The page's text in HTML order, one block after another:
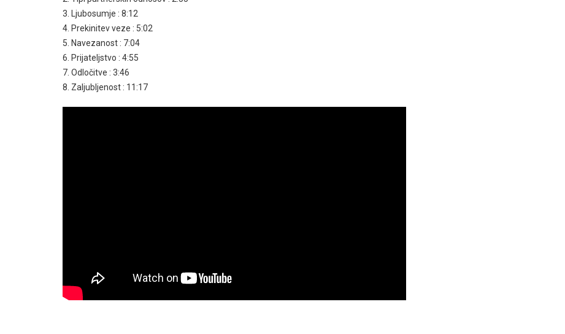
3. Ljubosumje : 8:12
4. Prekinitev veze : 5:02
5. Navezanost : 7:04
6. Prijateljstvo : 4:55
7. Odločitve : 3:46
8. Zaljubljenost : 11:17